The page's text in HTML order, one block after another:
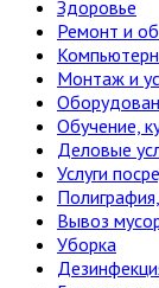
Здоровье
Ремонт и
Монтаж и
Обучение,
Деловые
Услуги
Вывоз
Уборка